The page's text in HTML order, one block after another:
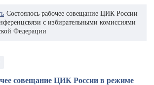
Состоялось рабочее совещание ЦИК России
с избирательными комиссиями
Федерации
совещание ЦИК России в режиме